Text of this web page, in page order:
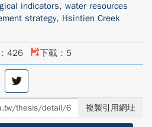
indicators, water resources
strategy, Hsintien Creek
426 下載：5
分
享
至
twitter
複製引用網址